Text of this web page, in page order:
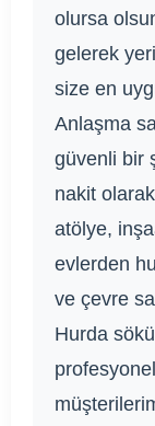
olursa
gelerek
size en
Anlaşma
güvenli bir
nakit
atölye,
evlerden
ve çevre
Hurda